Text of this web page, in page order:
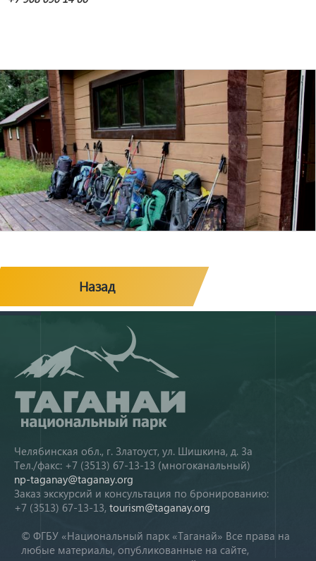
Назад
Челябинская обл., г. Златоуст, ул. Шишкина, д. 3а
Тел./факс: +7 (3513) 67-13-13 (многоканальный)
np-taganay@taganay.org
Заказ экскурсий и консультация по бронированию:
+7 (3513) 67-13-13, tourism@taganay.org
© ФГБУ «Национальный парк «Таганай» Все права на
любые материалы, опубликованные на сайте,